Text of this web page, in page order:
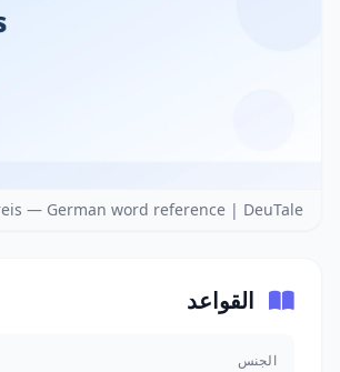
— German word reference | DeuTale
القواعد
الجنس